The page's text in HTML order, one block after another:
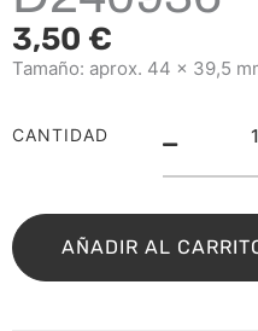
3,50 €
Tamaño: aprox. 44 x 39,5
CANTIDAD
AÑADIR AL